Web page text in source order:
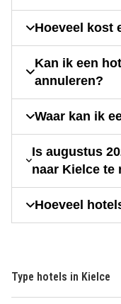
Hoeveel kost
Kan ik een
annuleren?
Waar kan ik
Is augustus
naar Kielce te
Hoeveel
Type hotels in Kielce